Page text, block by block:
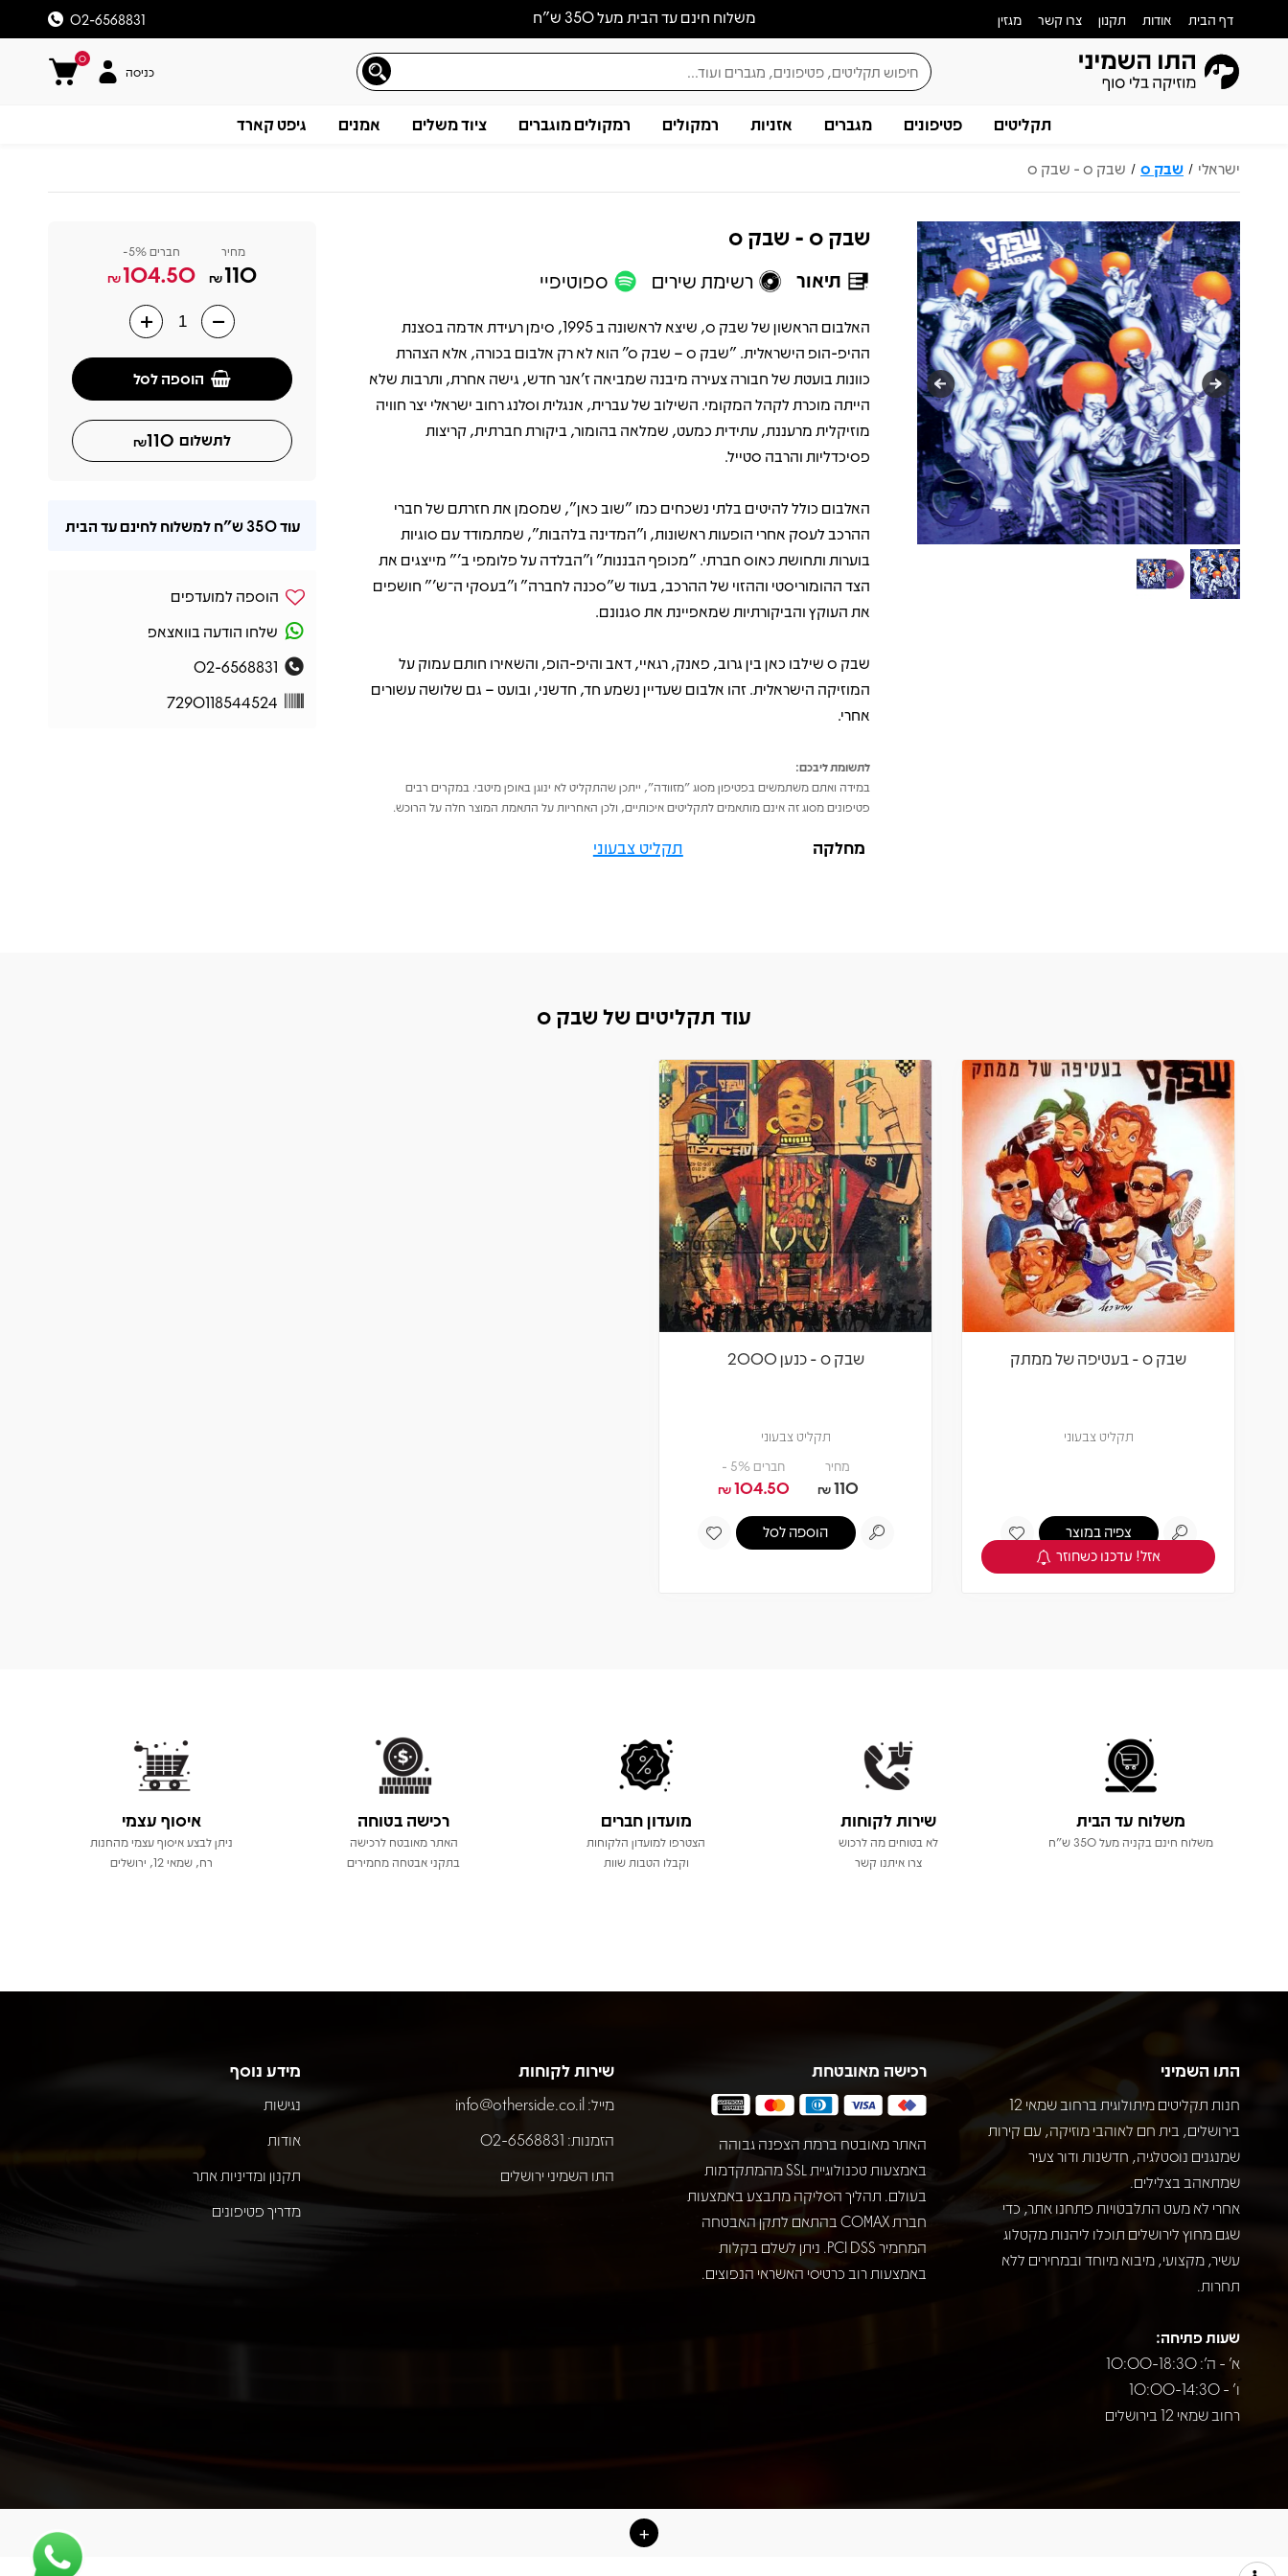
משלוח חינם עד הבית מעל 350 ש״ח דף הבית אודות תקנון צרו קשר מגזין 02-6568831
0
כניסה
תקליטים פטיפונים מגברים אזניות רמקולים רמקולים מוגברים ציוד משלים אמנים גיפט קארד
ישראלי / שבק ס / שבק ס - שבק ס
שבק ס - שבק ס
תיאור רשימת שירים ספוטיפיי
תיאורהאלבום הראשון של שבק ס, שיצא לראשונה ב 1995, סימן רעידת אדמה בסצנת
ההיפ-הופ הישראלית. "שבק ס – שבק ס" הוא לא רק אלבום בכורה, אלא הצהרת
כוונות בועטת של חבורה צעירה מיבנה שמביאה ז'אנר חדש, גישה אחרת, ותרבות שלא
הייתה מוכרת לקהל המקומי. השילוב של עברית, אנגלית וסלנג רחוב ישראלי יצר חוויה
מוזיקלית מרעננת, עתידית כמעט, שמלאה בהומור, ביקורת חברתית, קריצות
פסיכדליות והרבה סטייל.
האלבום כולל להיטים בלתי נשכחים כמו "שוב כאן", שמסמן את חזרתם של חברי
ההרכב לעסק אחרי הופעות ראשונות, ו"המדינה בלהבות", שמתמודד עם סוגיות
בוערות ותחושת כאוס חברתי. "מכופף הבננות" ו"הבלדה על פלומפי ב’" מייצגים את
הצד ההומוריסטי וההזוי של ההרכב, בעוד ש"סכנה לחברה" ו"בעסקי ה־ש’" חושפים
את העוקץ והביקורתיות שמאפיינת את סגנונם.
שבק ס שילבו כאן בין גרוב, פאנק, רגאיי, דאב והיפ-הופ, והשאירו חותם עמוק על
המוזיקה הישראלית. זהו אלבום שעדיין נשמע חד, חדשני, ובועט – גם שלושה עשורים
אחרי.
לתשומת ליבכם:
במידה ואתם משתמשים בפטיפון מסוג "מזוודה", ייתכן שהתקליט לא ינוגן באופן מיטבי. במקרים רבים
פטיפונים מסוג זה אינם מותאמים לתקליטים איכותיים, ולכן האחריות על התאמת המוצר חלה על הרוכש.
מחלקה תקליט צבעוני
מחיר
110
₪
חברים 5%-
104.50
₪
הוספה לסל
לתשלום 110
₪
עוד350 ש"ח למשלוח לחינם עד הבית
הוספה למועדפים
שלחו הודעה בוואצאפ
02-6568831
7290118544524
עוד תקליטים של שבק ס
שבק ס - בעטיפה של ממתק
תקליט צבעוני
צפיה במוצר
אזל! עדכנו כשחוזר
שבק ס - כנען 2000
תקליט צבעוני
מחיר
110
₪
חברים 5% -
104.50
₪
הוספה לסל
משלוח עד הבית
משלוח חינם בקניה מעל 350 ש"ח
שירות לקוחות
לא בטוחים מה לרכוש
צרו איתנו קשר
מועדון חברים
הצטרפו למועדון הלקוחות
וקבלו הטבות שוות
רכישה בטוחה
האתר מאובטח לרכישה
בתקני אבטחה מחמירים
איסוף עצמי
ניתן לבצע איסוף עצמי מהחנות
רח, שמאי 12, ירושלים
התו השמיני
חנות תקליטים מיתולוגית ברחוב שמאי 12
בירושלים, בית חם לאוהבי מוזיקה, עם קירות
שמנגנים נוסטלגיה, חדשנות ודור צעיר
שמתאהב בצלילים.
אחרי לא מעט התלבטויות פתחנו אתר, כדי
שגם מחוץ לירושלים תוכלו ליהנות מקטלוג
עשיר, מקצועי, מיבוא מיוחד ובמחירים ללא
תחרות.
שעות פתיחה:
א' - ה': 10:00-18:30
ו' - 10:00-14:30
רחוב שמאי 12 בירושלים
רכישה מאובטחת
האתר מאובטח ברמת הצפנה גבוהה
באמצעות טכנולוגיית SSL מהמתקדמות
בעולם. תהליך הסליקה מתבצע באמצעות
חברת COMAX בהתאם לתקן האבטחה
המחמיר PCI DSS. ניתן לשלם בקלות
באמצעות רוב כרטיסי האשראי הנפוצים.
שירות לקוחות
מייל: info@otherside.co.il
הזמנות: 02-6568831
התו השמיני ירושלים
מידע נוסף
נגישות
אודות
תקנון ומדיניות אתר
מדריך פטיפונים